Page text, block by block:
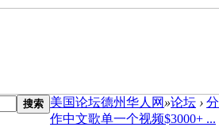
搜索 美国论坛德州华人网 »论坛 ›
作中文歌单一个视频$3000+ ...